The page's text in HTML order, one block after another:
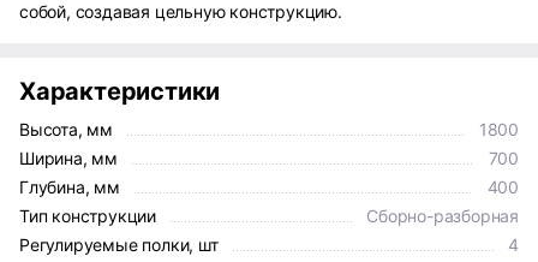
собой, создавая цельную конструкцию.
Характеристики
Высота, мм
1800
Ширина, мм
700
Глубина, мм
400
Тип конструкции
Сборно-разборная
Регулируемые полки, шт
4